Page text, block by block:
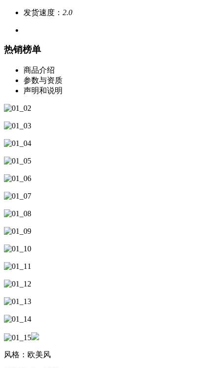
发货速度： 2.0
热销榜单
商品介绍
参数与资质
声明和说明
风格：欧美风